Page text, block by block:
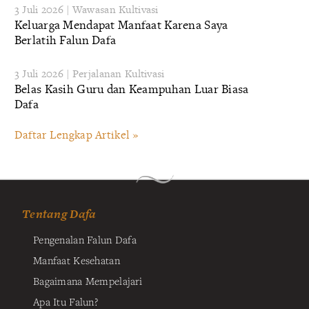
3 Juli 2026 | Wawasan Kultivasi
Keluarga Mendapat Manfaat Karena Saya
Berlatih Falun Dafa
3 Juli 2026 | Perjalanan Kultivasi
Belas Kasih Guru dan Keampuhan Luar Biasa
Dafa
Daftar Lengkap Artikel »
Tentang Dafa
Pengenalan Falun Dafa
Manfaat Kesehatan
Bagaimana Mempelajari
Apa Itu Falun?